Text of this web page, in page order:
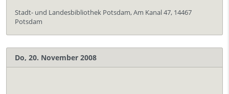
Stadt- und Landesbibliothek Potsdam, Am Kanal 47, 14467
Potsdam
Do, 20. November 2008